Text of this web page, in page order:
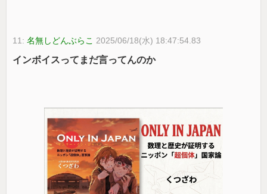
11:名無しどんぶらこ 2025/06/18(水) 18:47:54.83
インボイスってまだ言ってんのか